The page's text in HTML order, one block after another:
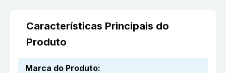
Características Principais do
Produto
Marca do Produto: